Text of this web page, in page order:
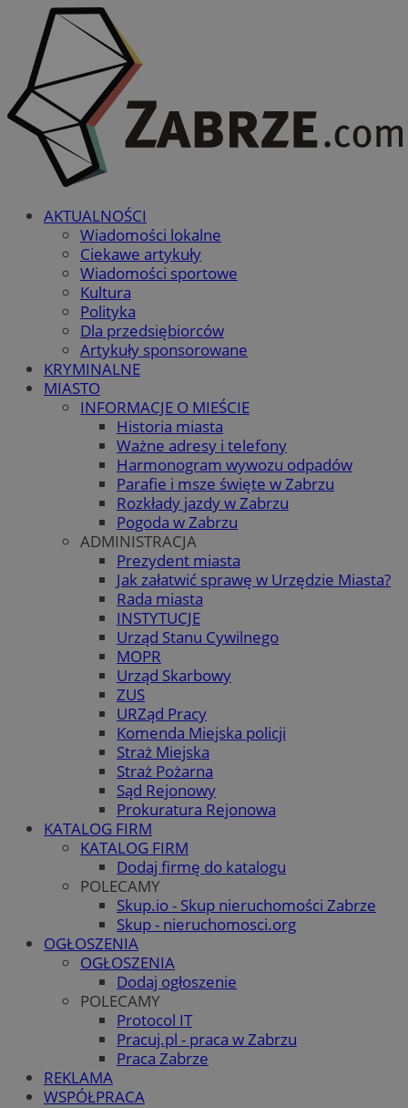
AKTUALNOŚCI
Wiadomości lokalne
Ciekawe artykuły
Wiadomości sportowe
Kultura
Polityka
Dla przedsiębiorców
Artykuły sponsorowane
KRYMINALNE
MIASTO
INFORMACJE O MIEŚCIE
Historia miasta
Ważne adresy i telefony
Harmonogram wywozu odpadów
Parafie i msze święte w Zabrzu
Rozkłady jazdy w Zabrzu
Pogoda w Zabrzu
ADMINISTRACJA
Prezydent miasta
Jak załatwić sprawę w Urzędzie Miasta?
Rada miasta
INSTYTUCJE
Urząd Stanu Cywilnego
MOPR
Urząd Skarbowy
ZUS
URZąd Pracy
Komenda Miejska policji
Straż Miejska
Straż Pożarna
Sąd Rejonowy
Prokuratura Rejonowa
KATALOG FIRM
KATALOG FIRM
Dodaj firmę do katalogu
POLECAMY
Skup.io - Skup nieruchomości Zabrze
Skup - nieruchomosci.org
OGŁOSZENIA
OGŁOSZENIA
Dodaj ogłoszenie
POLECAMY
Protocol IT
Pracuj.pl - praca w Zabrzu
Praca Zabrze
REKLAMA
WSPÓŁPRACA